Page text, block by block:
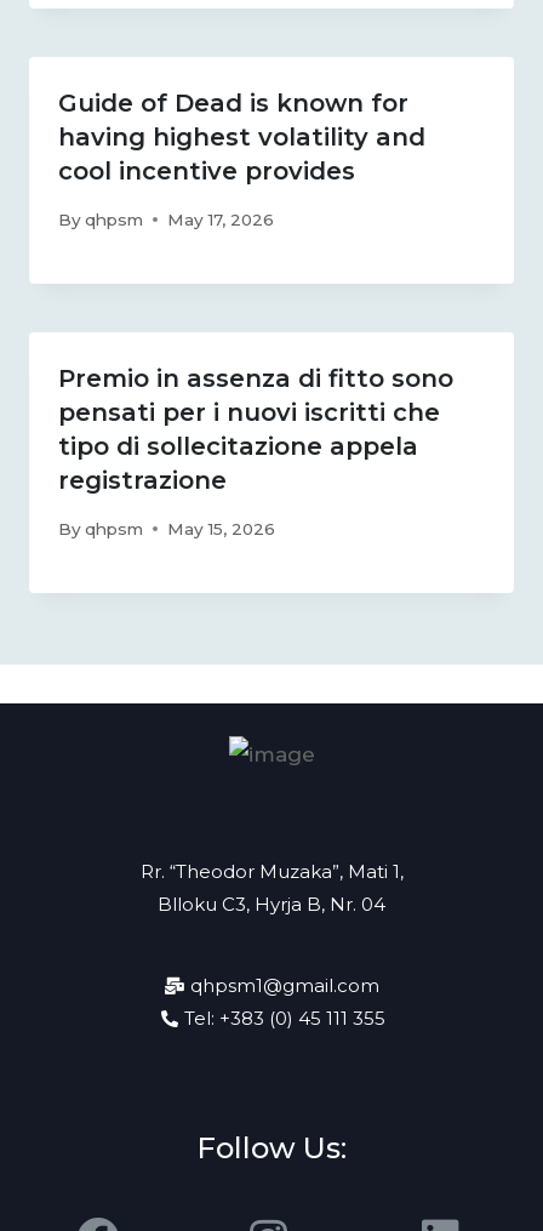
Guide of Dead is known for
having highest volatility and
cool incentive provides
Byqhpsm May 17, 2026
Premio in assenza di fitto sono
pensati per i nuovi iscritti che
tipo di sollecitazione appela
registrazione
Byqhpsm May 15, 2026
Rr. “Theodor Muzaka”, Mati 1,
Blloku C3, Hyrja B, Nr. 04
qhpsm1@gmail.com
Tel: +383 (0) 45 111 355
Follow Us: